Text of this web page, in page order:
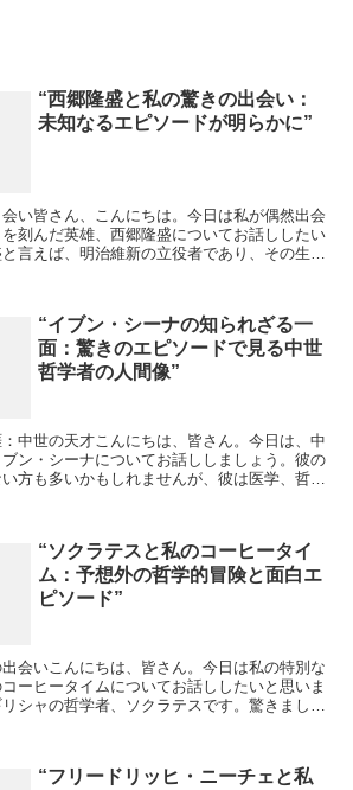
“西郷隆盛と私の驚きの出会い：
未知なるエピソードが明らかに”
い皆さん、こんにちは。今日は私が偶然出会
刻んだ英雄、西郷隆盛についてお話ししたい
言えば、明治維新の立役者であり、その生涯
“イブン・シーナの知られざる一
面：驚きのエピソードで見る中世
哲学者の人間像”
中世の天才こんにちは、皆さん。今日は、中
ン・シーナについてお話ししましょう。彼の
方も多いかもしれませんが、彼は医学、哲
“ソクラテスと私のコーヒータイ
ム：予想外の哲学的冒険と面白エ
ピソード”
会いこんにちは、皆さん。今日は私の特別な
ーヒータイムについてお話ししたいと思いま
シャの哲学者、ソクラテスです。驚きました
“フリードリッヒ・ニーチェと私